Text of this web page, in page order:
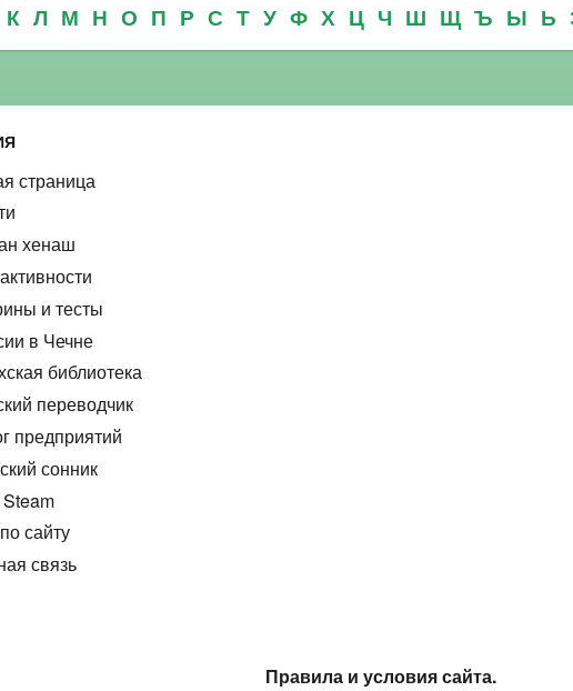
К Л М Н О П Р С Т У Ф Х Ц Ч Ш Щ Ъ Ы Ь
страница
хенаш
и тесты
в Чечне
библиотека
переводчик
предприятий
сонник
сайту
связь
Правила и условия сайта.